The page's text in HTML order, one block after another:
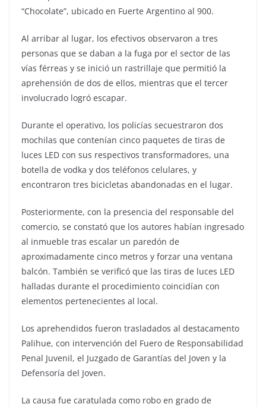
“Chocolate”, ubicado en Fuerte Argentino al 900.
Al arribar al lugar, los efectivos observaron a tres
personas que se daban a la fuga por el sector de las
vías férreas y se inició un rastrillaje que permitió la
aprehensión de dos de ellos, mientras que el tercer
involucrado logró escapar.
Durante el operativo, los policías secuestraron dos
mochilas que contenían cinco paquetes de tiras de
luces LED con sus respectivos transformadores, una
botella de vodka y dos teléfonos celulares, y
encontraron tres bicicletas abandonadas en el lugar.
Posteriormente, con la presencia del responsable del
comercio, se constató que los autores habían ingresado
al inmueble tras escalar un paredón de
aproximadamente cinco metros y forzar una ventana
balcón. También se verificó que las tiras de luces LED
halladas durante el procedimiento coincidían con
elementos pertenecientes al local.
Los aprehendidos fueron trasladados al destacamento
Palihue, con intervención del Fuero de Responsabilidad
Penal Juvenil, el Juzgado de Garantías del Joven y la
Defensoría del Joven.
La causa fue caratulada como robo en grado de